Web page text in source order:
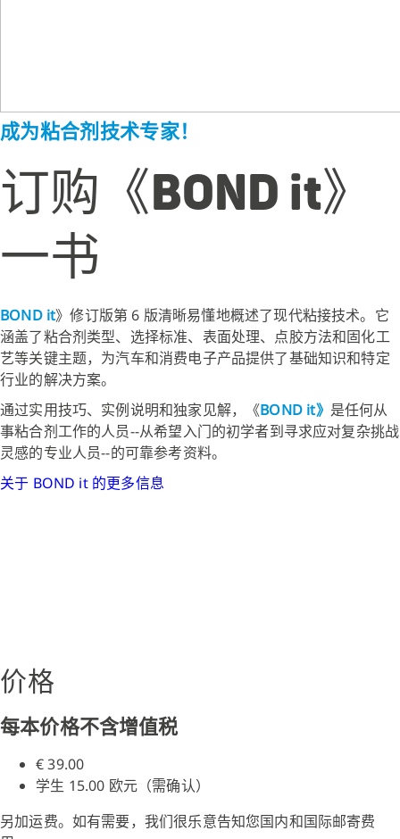
成为粘合剂技术专家！
订购《BOND it》
一书
BOND it》修订版第 6 版清晰易懂地概述了现代粘接技术。它
涵盖了粘合剂类型、选择标准、表面处理、点胶方法和固化工
艺等关键主题，为汽车和消费电子产品提供了基础知识和特定
行业的解决方案。
通过实用技巧、实例说明和独家见解，《BOND it》 是任何从
事粘合剂工作的人员--从希望入门的初学者到寻求应对复杂挑战
灵感的专业人员--的可靠参考资料。
关于 BOND it 的更多信息
价格
每本价格不含增值税
€ 39.00
学生 15.00 欧元（需确认）
另加运费。如有需要，我们很乐意告知您国内和国际邮寄费